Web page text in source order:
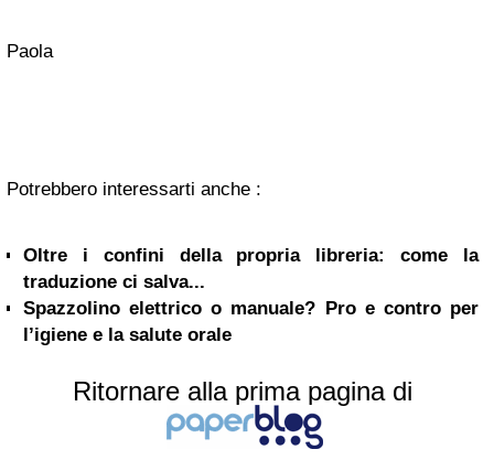
Paola
Potrebbero interessarti anche :
Oltre i confini della propria libreria: come la
traduzione ci salva...
Spazzolino elettrico o manuale? Pro e contro per
l’igiene e la salute orale
Ritornare alla prima pagina di